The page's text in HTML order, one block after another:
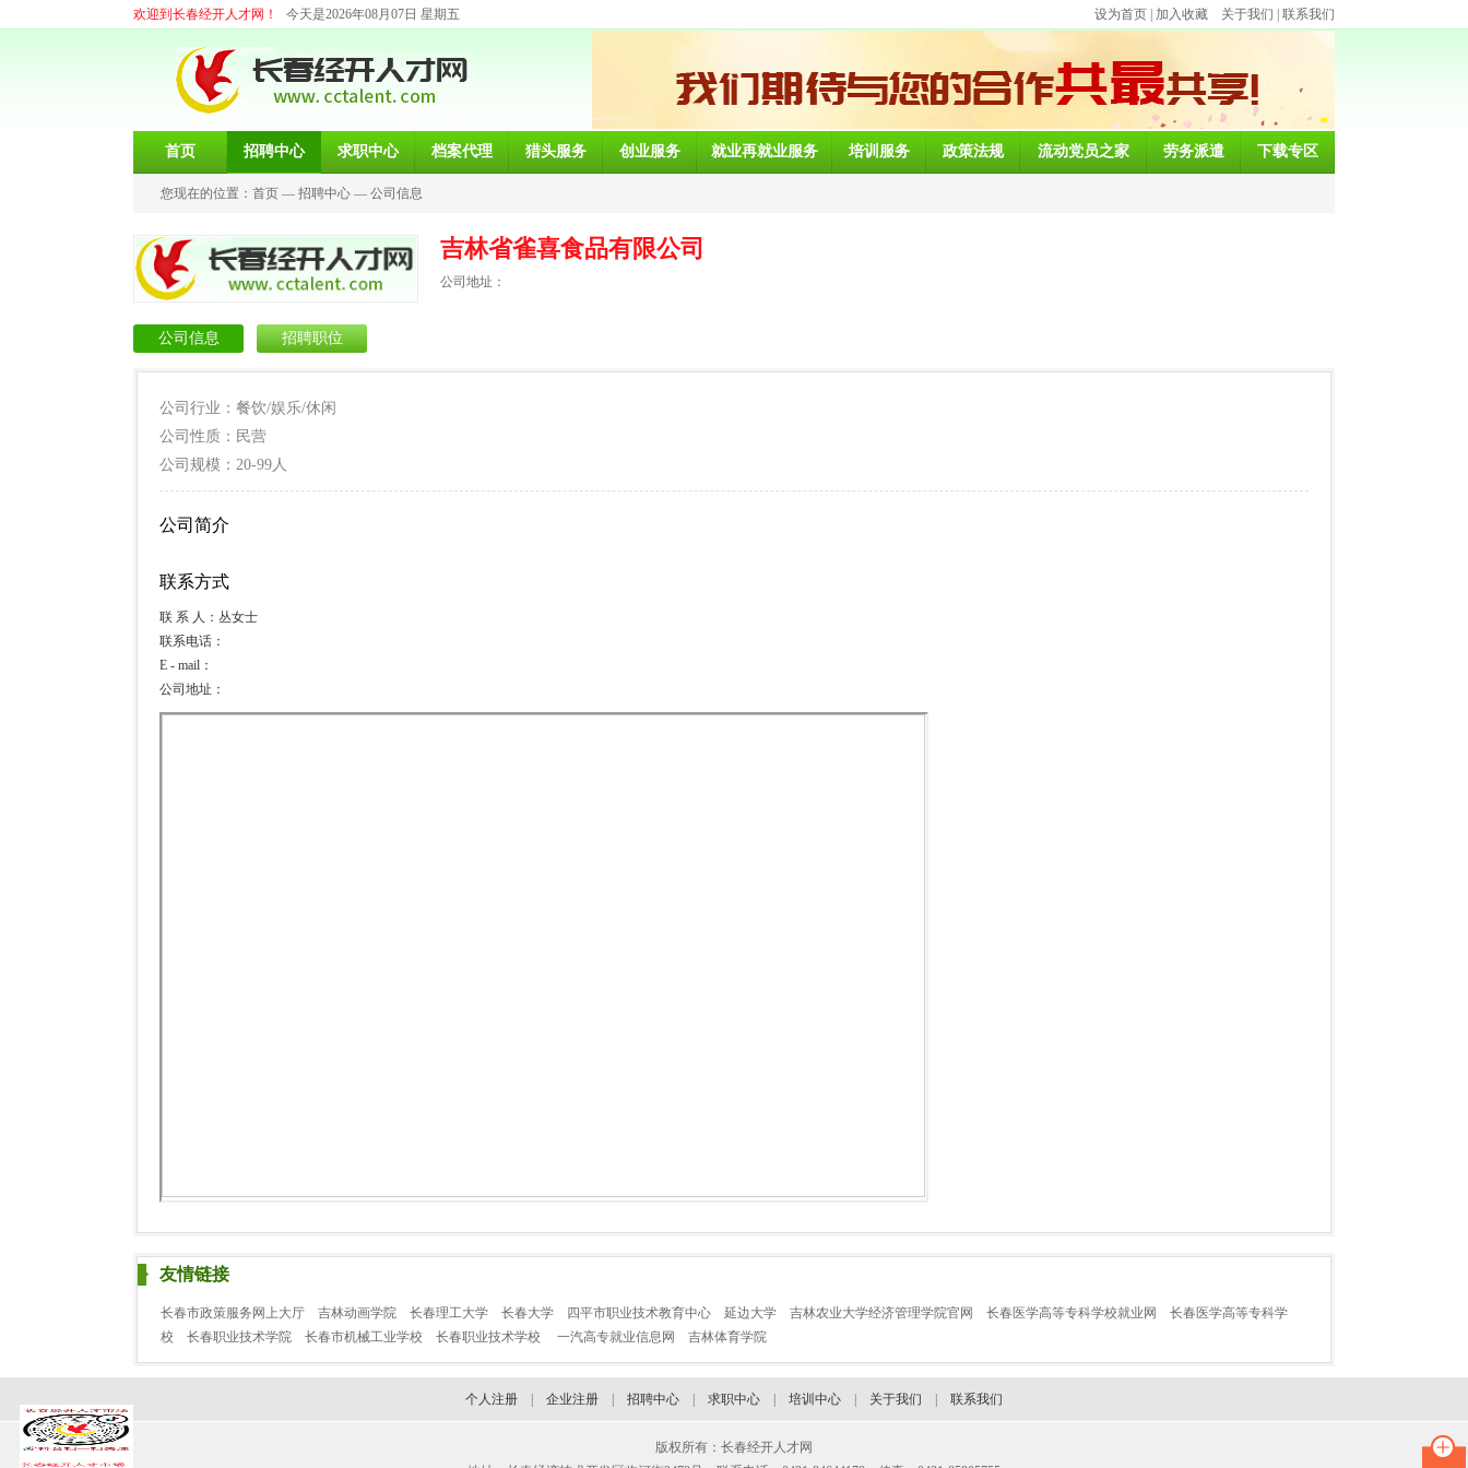
欢迎到长春经开人才网！ 今天是2026年08月07日 星期五 设为首页 加入收藏 关于我们 联系我们
首页 招聘中心 求职中心 档案代理 猎头服务 创业服务 就业再就业服务 培训服务 政策法规 流动党员之家 劳务派遣 下载专区
您现在的位置： 首页 — 招聘中心 — 公司信息
吉林省雀喜食品有限公司
公司地址：
公司信息 招聘职位
公司行业：餐饮/娱乐/休闲
公司性质：民营
公司规模：20-99人
公司简介
联系方式
联 系 人：丛女士
联系电话：
E - mail：
公司地址：
友情链接
长春市政策服务网上大厅 吉林动画学院 长春理工大学 长春大学 四平市职业技术教育中心 延边大学 吉林农业大学经济管理学院官网 长春医学高等专科学校就业网
长春医学高等专科学
校
长春职业技术学院 长春市机械工业学校 长春职业技术学校 一汽高专就业信息网 吉林体育学院
个人注册 企业注册 招聘中心 求职中心 培训中心 关于我们 联系我们
版权所有：长春经开人才网